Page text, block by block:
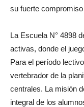
su fuerte
La Escuela N° 4898
activas, donde el
Para el período
vertebrador de la
centrales. La misión
integral de los